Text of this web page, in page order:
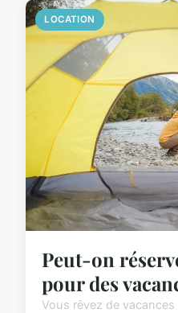
LOCATION
Peut-on
pour des
Vous rêvez de